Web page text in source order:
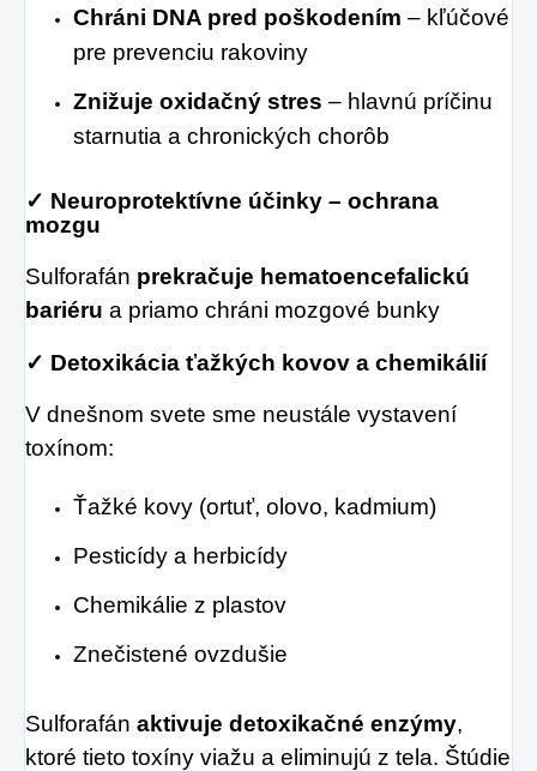
Chráni DNA pred poškodením – kľúčové
pre prevenciu rakoviny
Znižuje oxidačný stres – hlavnú príčinu
starnutia a chronických chorôb
✓ Neuroprotektívne účinky – ochrana
mozgu
Sulforafán prekračuje hematoencefalickú
bariéru a priamo chráni mozgové bunky
✓ Detoxikácia ťažkých kovov a chemikálií
V dnešnom svete sme neustále vystavení
toxínom:
Ťažké kovy (ortuť, olovo, kadmium)
Pesticídy a herbicídy
Chemikálie z plastov
Znečistené ovzdušie
Sulforafán aktivuje detoxikačné enzýmy,
ktoré tieto toxíny viažu a eliminujú z tela. Štúdie